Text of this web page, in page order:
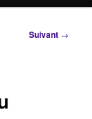
Suivant →